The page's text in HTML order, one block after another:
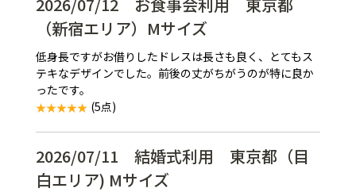
（新宿エリア）Mサイズ
低身長ですがお借りしたドレスは長さも良く、とてもス
テキなデザインでした。前後の丈がちがうのが特に良か
ったです。
(5点)
2026/07/11 結婚式利用 東京都（目
白エリア) Mサイズ